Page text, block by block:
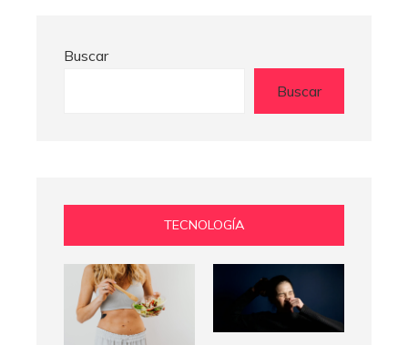
Buscar
Buscar
TECNOLOGÍA